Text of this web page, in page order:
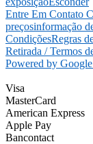
Entre Em Contato
preçosinformação
CondiçõesRegras
Retirada / Termos
Powered by
Visa
MasterCard
American Express
Apple Pay
Bancontact